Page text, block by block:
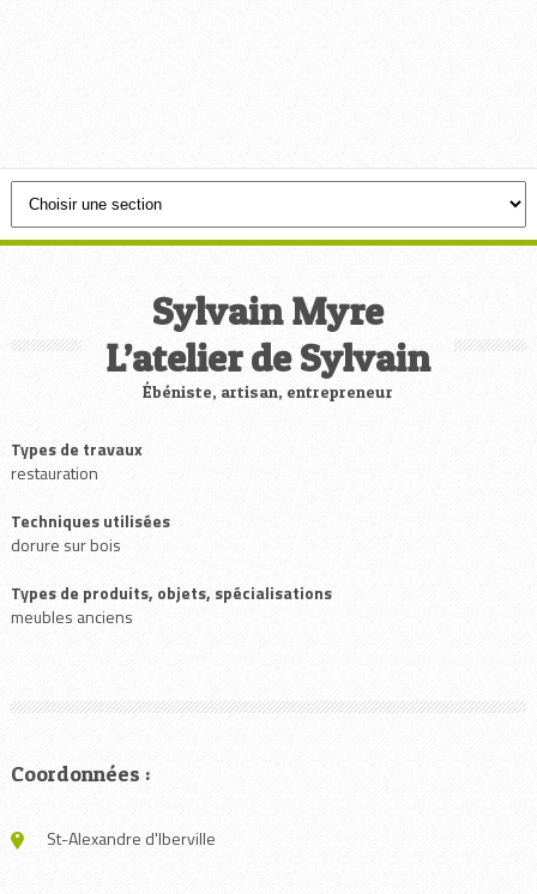
Sylvain Myre
L’atelier de Sylvain
Ébéniste, artisan, entrepreneur
Types de travaux
restauration
Techniques utilisées
dorure sur bois
Types de produits, objets, spécialisations
meubles anciens
Coordonnées :
St-Alexandre d'Iberville